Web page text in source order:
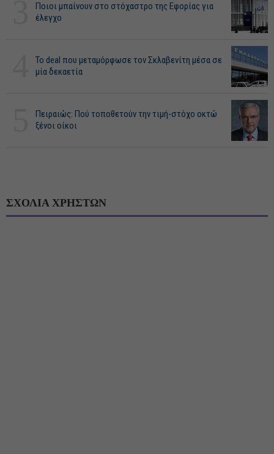
Ποιοι μπαίνουν στο στόχαστρο της Εφορίας για
έλεγχο
Το deal που μεταμόρφωσε τον Σκλαβενίτη μέσα σε
μία δεκαετία
Πειραιώς: Πού τοποθετούν την τιμή-στόχο οκτώ
ξένοι οίκοι
ΣΧΟΛΙΑ ΧΡΗΣΤΩΝ